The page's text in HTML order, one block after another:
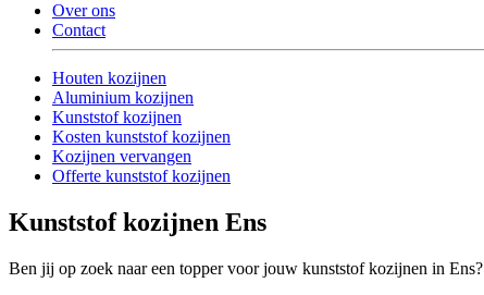
Over ons
Contact
Houten kozijnen
Aluminium kozijnen
Kunststof kozijnen
Kosten kunststof kozijnen
Kozijnen vervangen
Offerte kunststof kozijnen
Kunststof kozijnen Ens
Ben jij op zoek naar een topper voor jouw kunststof kozijnen in Ens?